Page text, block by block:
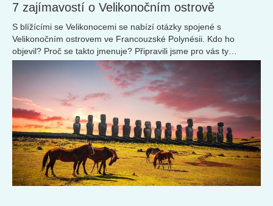
7 zajímavostí o Velikonočním ostrově
S blížícími se Velikonocemi se nabízí otázky spojené s
Velikonočním ostrovem ve Francouzské Polynésii. Kdo ho
objevil? Proč se takto jmenuje? Připravili jsme pro vás ty
nejzajímavější informace.